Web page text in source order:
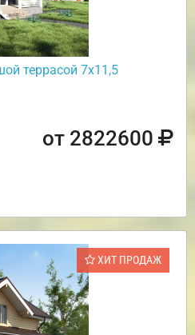
террасой 7х11,5
от 2822600
ХИТ ПРОДАЖ